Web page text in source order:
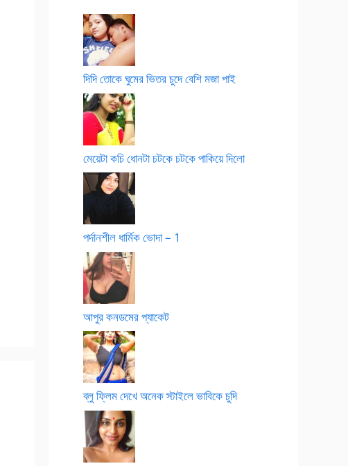
দিদি তোকে ঘুমের ভিতর চুদে বেশি মজা পাই
মেয়েটা কচি ধোনটা চটকে চটকে পাকিয়ে দিলো
পর্দানশীল ধার্মিক ভোদা – 1
আপুর কনডমের প্যাকেট
ব্লু ফ্লিম দেখে অনেক স্টাইলে ভাবিকে চুদি